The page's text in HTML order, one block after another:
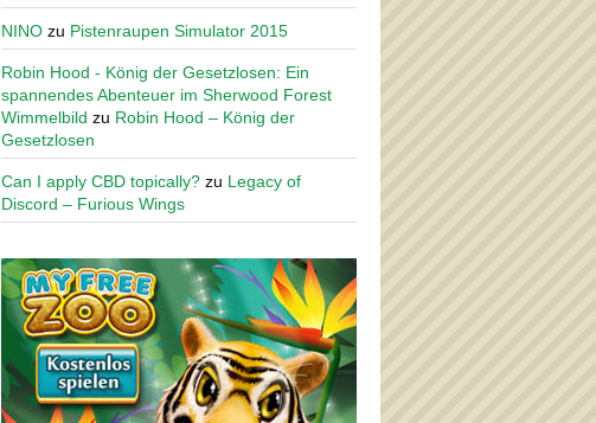
NINO zu Pistenraupen Simulator 2015
Robin Hood - König der Gesetzlosen: Ein
spannendes Abenteuer im Sherwood Forest
Wimmelbild zu Robin Hood – König der
Gesetzlosen
Can I apply CBD topically? zu Legacy of
Discord – Furious Wings